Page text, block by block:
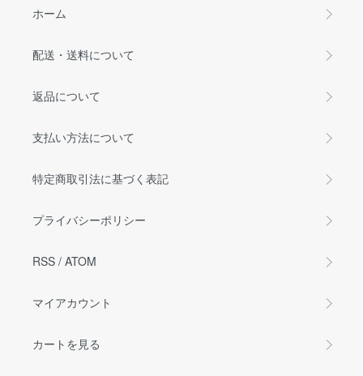
ホーム
配送・送料について
返品について
支払い方法について
特定商取引法に基づく表記
プライバシーポリシー
RSS / ATOM
マイアカウント
カートを見る